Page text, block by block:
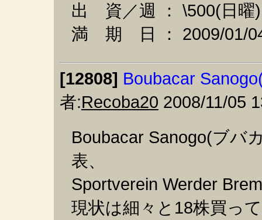
出 資／週 ： \500(日
満 期 日 ： 2009/
[12808] Boubacar
者:Recoba20 2008/11/05
Boubacar Sanogo(ブバ
表、
Sportverein Werder
現状は細々と18株買っ